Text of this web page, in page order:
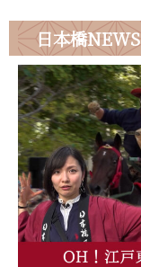
日本橋NEWS